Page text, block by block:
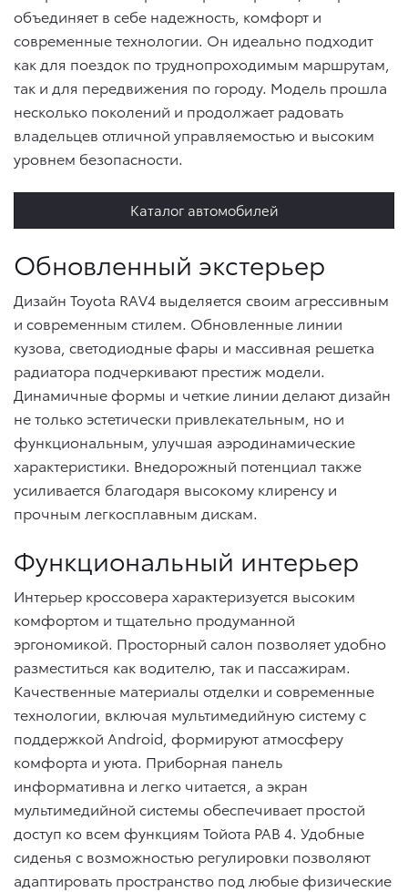
объединяет в себе надежность, комфорт и
современные технологии. Он идеально подходит
как для поездок по труднопроходимым маршрутам,
так и для передвижения по городу. Модель прошла
несколько поколений и продолжает радовать
владельцев отличной управляемостью и высоким
уровнем безопасности.
Каталог автомобилей
Обновленный экстерьер
Дизайн Toyota RAV4 выделяется своим агрессивным
и современным стилем. Обновленные линии
кузова, светодиодные фары и массивная решетка
радиатора подчеркивают престиж модели.
Динамичные формы и четкие линии делают дизайн
не только эстетически привлекательным, но и
функциональным, улучшая аэродинамические
характеристики. Внедорожный потенциал также
усиливается благодаря высокому клиренсу и
прочным легкосплавным дискам.
Функциональный интерьер
Интерьер кроссовера характеризуется высоким
комфортом и тщательно продуманной
эргономикой. Просторный салон позволяет удобно
разместиться как водителю, так и пассажирам.
Качественные материалы отделки и современные
технологии, включая мультимедийную систему с
поддержкой Android, формируют атмосферу
комфорта и уюта. Приборная панель
информативна и легко читается, а экран
мультимедийной системы обеспечивает простой
доступ ко всем функциям Тойота РАВ 4. Удобные
сиденья с возможностью регулировки позволяют
адаптировать пространство под любые физические